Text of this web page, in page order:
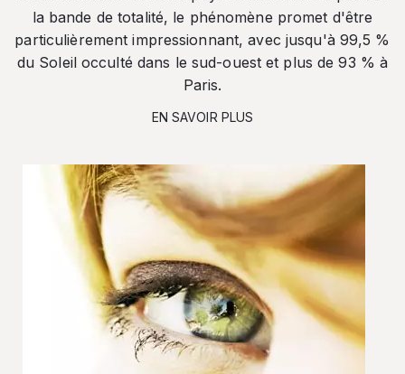
la bande de totalité, le phénomène promet d'être
particulièrement impressionnant, avec jusqu'à 99,5 %
du Soleil occulté dans le sud-ouest et plus de 93 % à
Paris.
EN SAVOIR PLUS